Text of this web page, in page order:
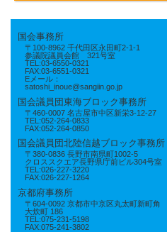
国会事務所
〒100-8962 千代田区永田町2-1-1
参議院議員会館 321号室
TEL:03-6550-0321
FAX:03-6551-0321
Eメール：
satoshi_inoue@sangiin.go.jp
国会議員団東海ブロック事務所
〒460-0007 名古屋市中区新栄3-12-27
TEL:052-264-0833
FAX:052-264-0850
国会議員団北陸信越ブロック事務所
〒380-0836 長野市南県町1002-5
クロススクエア長野県庁前ビル304号室
TEL:026-227-3220
FAX:026-227-1264
京都府事務所
〒604-0092 京都市中京区丸太町新町角
大炊町 186
TEL:075-231-5198
FAX:075-241-3802